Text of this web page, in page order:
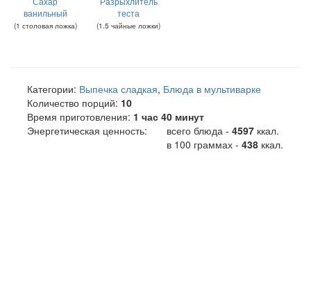
ванильный
(1 столовая ложка)
теста
(1.5 чайные ложки)
Категории: Выпечка сладкая, Блюда в мультиварке
Количество порций: 10
Время приготовления: 1 час 40 минут
Энергетическая ценность:
всего блюда - 4597 ккал.
в 100 граммах - 438 ккал.